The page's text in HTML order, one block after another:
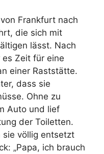
Frankfurt nach
die sich mit
lässt. Nach
Zeit für eine
einer Raststätte.
dass sie
Ohne zu
Auto und lief
der Toiletten.
sie völlig entsetzt
„Papa, ich brauch